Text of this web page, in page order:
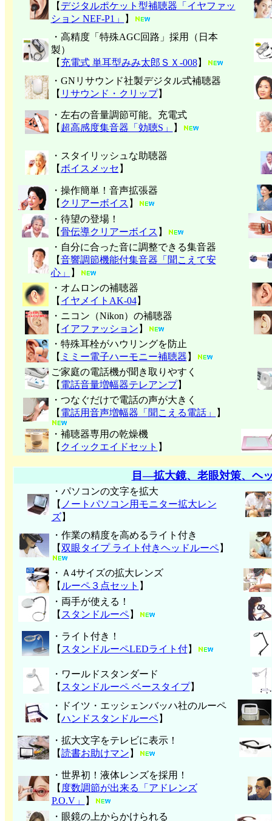
【 デジタルポケット型補聴器「イヤファッ
ション NEF-P1」
】
・高精度「特殊AGC回路」採用（日本
製）
【 充電式 単耳型みみ太郎ＳＸ-008】
・GNリサウンド社製デジタル式補聴器
【 リサウンド・クリップ】
・左右の音量調節可能。充電式
【 超高感度集音器「効聴S」 】
・スタイリッシュな助聴器
【 ボイスメッセ 】
・操作簡単！音声拡張器
【 クリアーボイス 】
・待望の登場！
【骨伝導クリアーボイス 】
・自分に合った音に調整できる集音器
【音響調節機能付集音器「聞こえて安
心」
】
・オムロンの補聴器
【 イヤメイトAK-04】
・ニコン（Nikon）の補聴器
【 イアファッション 】
・特殊耳栓がハウリングを防止
【 ミミー電子ハーモニー補聴器 】
ご家庭の電話機が聞き取りやすく
【 電話音量増幅器テレアンプ】
・つなぐだけで電話の声が大きく
【 電話用音声増幅器「聞こえる電話」 】
・補聴器専用の乾燥機
【 クイックエイドセット 】
目―拡大鏡、老眼対策、ヘ
・パソコンの文字を拡大
【 ノートパソコン用モニター拡大レン
ズ】
・作業の精度を高めるライト付き
【双眼タイプ ライト付きヘッドルーペ】
・Ａ4サイズの拡大レンズ
【 ルーペ３点セット 】
・両手が使える！
【 スタンドルーペ】
・ライト付き！
【 スタンドルーペLEDライト付】
・ワールドスタンダード
【 スタンドルーペ ベースタイプ】
・ドイツ・エッシェンバッハ社のルーペ
【ハンド スタンドルーペ】
・拡大文字をテレビに表示！
【読書お助けマン 】
・世界初！液体レンズを採用！
【 度数調節が出来る「アドレンズ
P.O.V」
】
・眼鏡の上からかけられる